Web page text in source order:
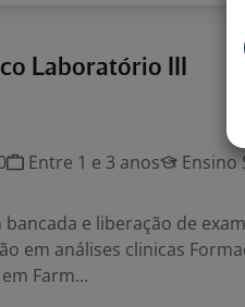
Laboratório III
Entre 1 e 3 anos
Ensino
e liberação de
em análises clinicas
Farm...